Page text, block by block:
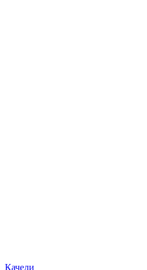
Качели